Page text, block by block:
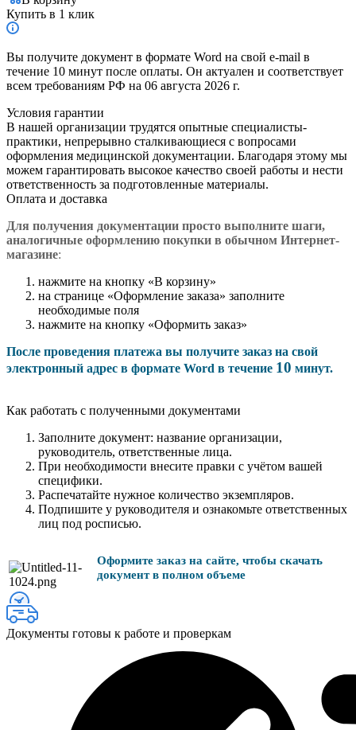
Купить в 1 клик
Вы получите документ в формате Word на свой e-mail в
течение 10 минут после оплаты. Он актуален и соответствует
всем требованиям РФ на 06 августа 2026 г.
Условия гарантии
В нашей организации трудятся опытные специалисты-
практики, непрерывно сталкивающиеся с вопросами
оформления медицинской документации. Благодаря этому мы
можем гарантировать высокое качество своей работы и нести
ответственность за подготовленные материалы.
Оплата и доставка
Для получения документации просто выполните шаги,
аналогичные оформлению покупки в обычном Интернет-
магазине:
нажмите на кнопку «В корзину»
на странице «Оформление заказа» заполните
необходимые поля
нажмите на кнопку «Оформить заказ»
После проведения платежа вы получите заказ на свой
электронный адрес в формате Word в течение 10 минут.
Как работать с полученными документами
Заполните документ: название организации,
руководитель, ответственные лица.
При необходимости внесите правки с учётом вашей
специфики.
Распечатайте нужное количество экземпляров.
Подпишите у руководителя и ознакомьте ответственных
лиц под росписью.
Оформите заказ на сайте, чтобы скачать
документ в полном объеме
Документы готовы к работе и проверкам